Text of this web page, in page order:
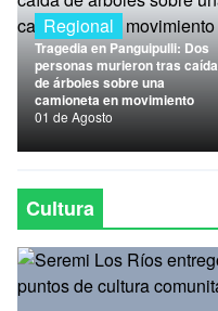
Economía
Entrevistas
Nacional
Política
Regional
Regional
Tragedia en Panguipulli: Dos
personas murieron tras caída
de árboles sobre una
camioneta en movimiento
01 de Agosto
Cultura